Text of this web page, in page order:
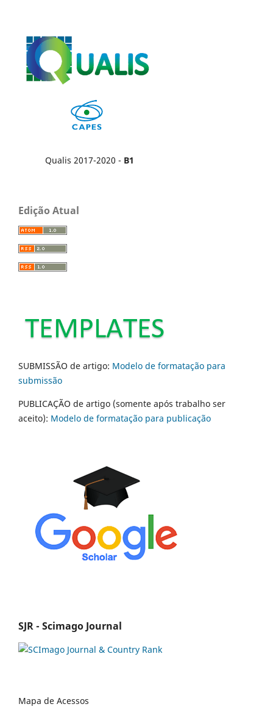
Qualis 2017-2020 - B1
Edição Atual
SUBMISSÃO de artigo: Modelo de formatação para
submissão
PUBLICAÇÃO de artigo (somente após trabalho ser
aceito): Modelo de formatação para publicação
SJR - Scimago Journal
Mapa de Acessos